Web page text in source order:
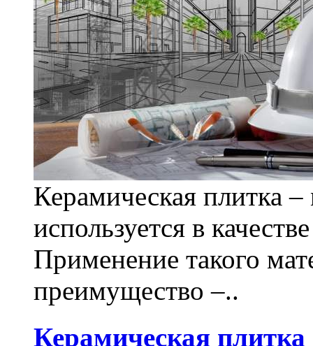
Керамическая плитка
используется в
Применение такого
преимущество –..
Керамическая плитка